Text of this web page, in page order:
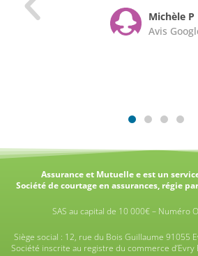
Michèle P
Avis
Assurance et Mutuelle e est un
Société de courtage en assurances, régie
SAS au capital de 10 000€ – Numéro
Siège social : 12, rue du Bois Guillaume 91055
Société inscrite au registre du commerce d’Evry